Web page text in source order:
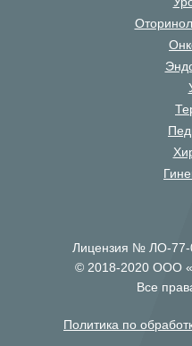
Лицензия № ЛО-77-
© 2018-2020 ООО
Все
Политика по